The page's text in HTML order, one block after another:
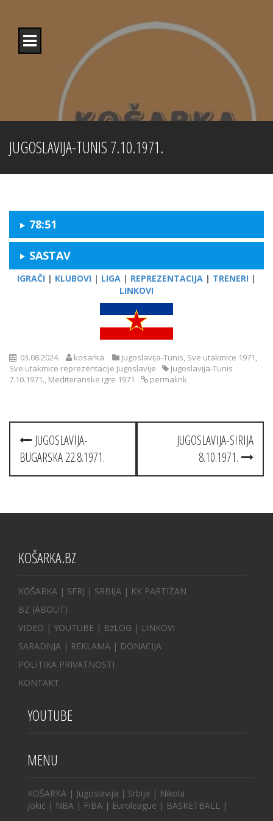
content
JUGOSLAVIJA-TUNIS 7.10.1971.
78:51
SASTAV
IGRAČI | KLUBOVI | LIGA | REPREZENTACIJA | TRENERI |
LINKOVI
03.08.2024. kosarka Jugoslavija-Tunis, Sve utakmice 1971,
Sve utakmice reprezentacije Jugoslavije
Jugoslavija-Tunis
7.10.1971., Mediteranske igre 1971 permalink
Post
navigation
JUGOSLAVIJA-
BUGARSKA 22.8.1971.
JUGOSLAVIJA-SIRIJA
8.10.1971.
KOŠARKA.BZ
KOŠARKA | SFRJ | SRBIJA | KK PARTIZAN
BZ (ABOUT)
VIDEO | YOUTUBE | BzLOG | LINKOVI
SARADNJA | REKLAMA | DONACIJA
POLITIKA PRIVATNOSTI
KONTAKT
YOUTUBE
MENU
KOŠARKA | Jugoslavija | Srbija | Nikola
Jokić | NBA | FIBA | Euroleague | BASKETBALL |